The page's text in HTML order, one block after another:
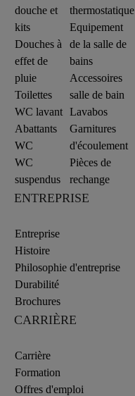
douche et
kits
Douches à
effet de
pluie
Toilettes
WC lavant
Abattants
WC
WC
suspendus
thermostatique
Equipement
de la salle de
bains
Accessoires
salle de bain
Lavabos
Garnitures
d'écoulement
Pièces de
rechange
ENTREPRISE
Entreprise
Histoire
Philosophie d'entreprise
Durabilité
Brochures
CARRIÈRE
Carrière
Formation
Offres d'emploi